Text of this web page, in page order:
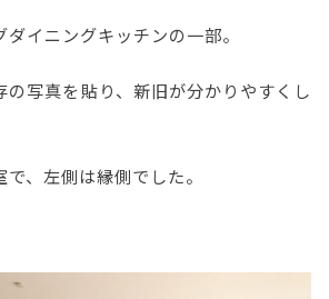
ダイニングキッチンの一部。
の写真を貼り、新旧が分かりやすくし
、左側は縁側でした。